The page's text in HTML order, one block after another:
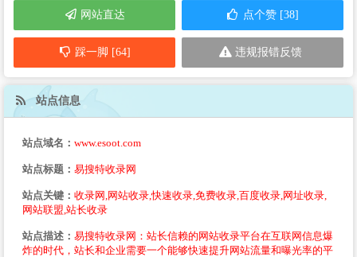
网站直达 点个赞 [38]
踩一脚 [64] 违规报错反馈
站点信息
站点域名： www.esoot.com
站点标题： 易搜特收录网
站点关键： 收录网,网站收录,快速收录,免费收录,百度收录,网址收录,
网站联盟,站长收录
站点描述： 易搜特收录网：站长信赖的网站收录平台在互联网信息爆
炸的时代，站长和企业需要一个能够快速提升网站流量和曝光率的平